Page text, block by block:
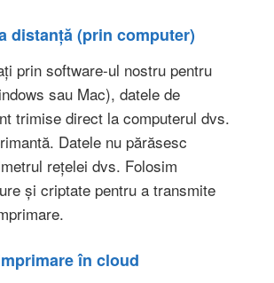
distanță (prin computer)
prin software-ul nostru pentru
sau Mac), datele de
trimise direct la computerul dvs.
Datele nu părăsesc
rețelei dvs. Folosim
și criptate pentru a transmite
în cloud